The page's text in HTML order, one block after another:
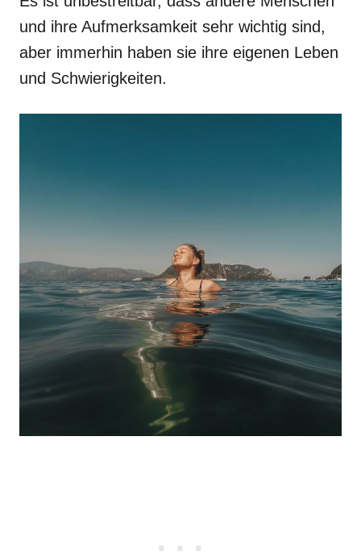
und ihre Aufmerksamkeit sehr wichtig sind,
aber immerhin haben sie ihre eigenen Leben
und Schwierigkeiten.